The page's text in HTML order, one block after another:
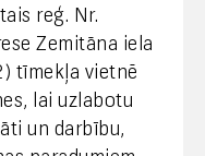
sabiedrībā
atšķirīgs un
grupās un
ir milzīgs
reģ. Nr.
Zemitāna iela
tīmekļa vietnē
lai uzlabotu
un darbību,